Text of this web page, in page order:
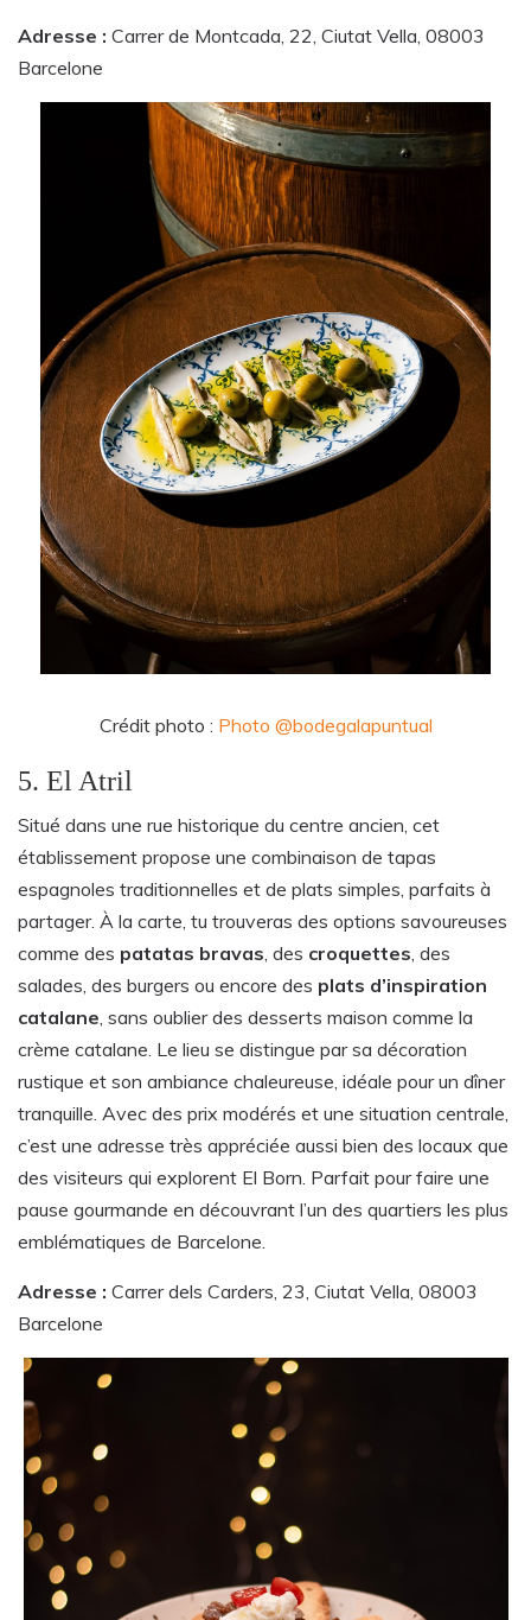
Adresse : Carrer de Montcada, 22, Ciutat Vella, 08003
Barcelone
Crédit photo : Photo @bodegalapuntual
5. El Atril
Situé dans une rue historique du centre ancien, cet
établissement propose une combinaison de tapas
espagnoles traditionnelles et de plats simples, parfaits à
partager. À la carte, tu trouveras des options savoureuses
comme des patatas bravas, des croquettes, des
salades, des burgers ou encore des plats d’inspiration
catalane, sans oublier des desserts maison comme la
crème catalane. Le lieu se distingue par sa décoration
rustique et son ambiance chaleureuse, idéale pour un dîner
tranquille. Avec des prix modérés et une situation centrale,
c’est une adresse très appréciée aussi bien des locaux que
des visiteurs qui explorent El Born. Parfait pour faire une
pause gourmande en découvrant l’un des quartiers les plus
emblématiques de Barcelone.
Adresse : Carrer dels Carders, 23, Ciutat Vella, 08003
Barcelone